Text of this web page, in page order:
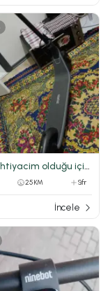
paraya ihtiyacim olduğu için satıyorum sıfır
25 KM Sıfır
İncele